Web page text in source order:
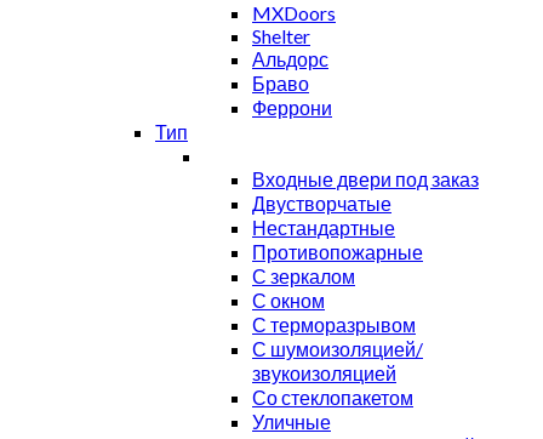
MXDoors
Shelter
Альдорс
Браво
Феррони
Тип
Входные двери под заказ
Двустворчатые
Нестандартные
Противопожарные
С зеркалом
С окном
С терморазрывом
С шумоизоляцией/
звукоизоляцией
Со стеклопакетом
Уличные